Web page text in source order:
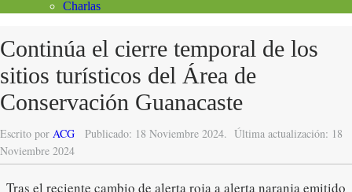
Charlas
Continúa el cierre temporal de los
sitios turísticos del Área de
Conservación Guanacaste
Escrito por ACG Publicado: 18 Noviembre 2024. Última actualización: 18
Noviembre 2024
Tras el reciente cambio de alerta roja a alerta naranja emitido